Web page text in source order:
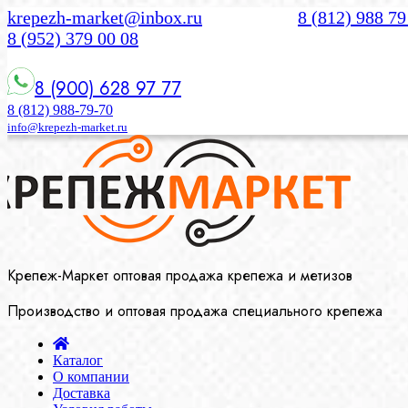
krepezh-market@inbox.ru
8 (812) 988
8 (952) 379 00 08
8 (900) 628 97 77
8 (812) 988-79-70
info@krepezh-market.ru
Крепеж-Маркет оптовая продажа крепежа и метизов
Производство и оптовая продажа специального крепежа
Каталог
О компании
Доставка